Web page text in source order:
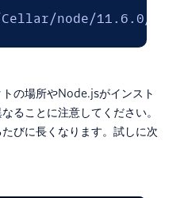
node/11.6.0/bin/
の場所やNode.jsがインスト
ることに注意してください。
びに長くなります。試しに次